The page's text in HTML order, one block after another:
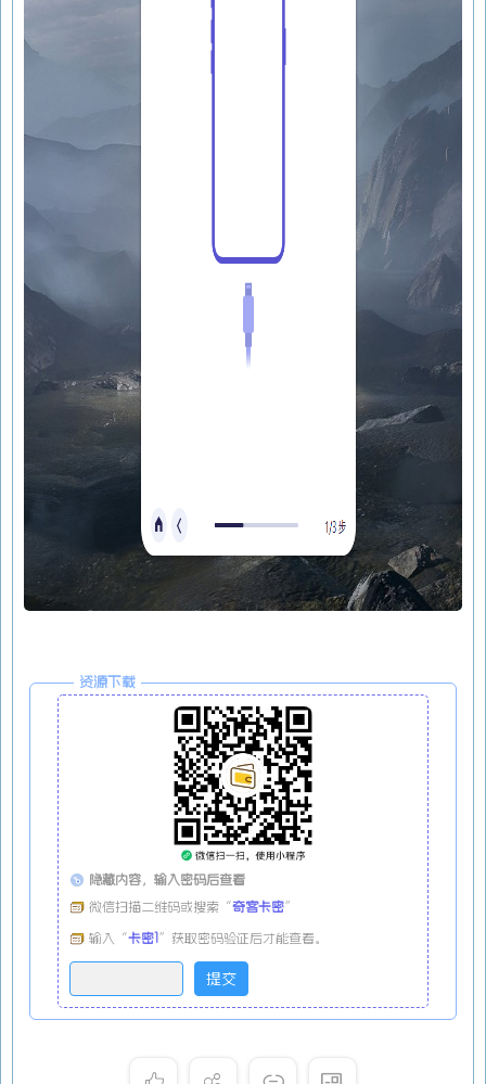
资源下载
隐藏内容，输入密码后查看
微信扫描二维码或搜索“奇客卡密”
输入“卡密1 ”获取密码验证后才能查看。